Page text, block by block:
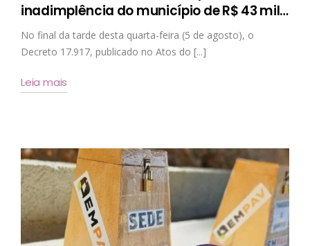
inadimplência do município de R$ 43 mil…
No final da tarde desta quarta-feira (5 de agosto), o
Decreto 17.917, publicado no Atos do [...]
Leia mais